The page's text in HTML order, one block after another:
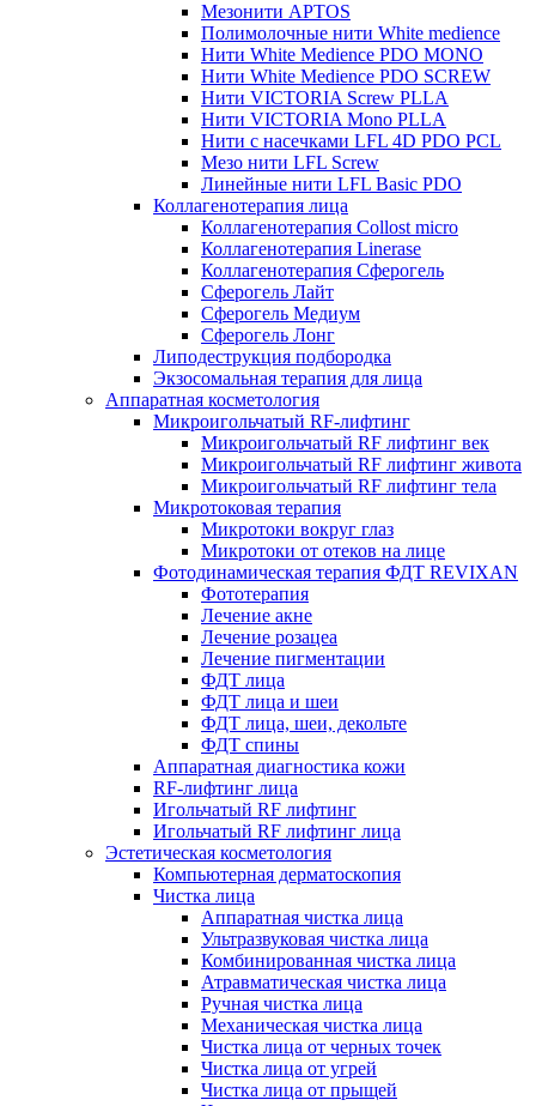
Мезонити APTOS
Полимолочные нити White medience
Нити White Medience PDO MONO
Нити White Medience PDO SCREW
Нити VICTORIA Screw PLLA
Нити VICTORIA Mono PLLA
Нити с насечками LFL 4D PDO PCL
Мезо нити LFL Screw
Линейные нити LFL Basic PDO
Коллагенотерапия лица
Коллагенотерапия Collost micro
Коллагенотерапия Linerase
Коллагенотерапия Сферогель
Сферогель Лайт
Сферогель Медиум
Сферогель Лонг
Липодеструкция подбородка
Экзосомальная терапия для лица
Аппаратная косметология
Микроигольчатый RF-лифтинг
Микроигольчатый RF лифтинг век
Микроигольчатый RF лифтинг живота
Микроигольчатый RF лифтинг тела
Микротоковая терапия
Микротоки вокруг глаз
Микротоки от отеков на лице
Фотодинамическая терапия ФДТ REVIXAN
Фототерапия
Лечение акне
Лечение розацеа
Лечение пигментации
ФДТ лица
ФДТ лица и шеи
ФДТ лица, шеи, декольте
ФДТ спины
Аппаратная диагностика кожи
RF-лифтинг лица
Игольчатый RF лифтинг
Игольчатый RF лифтинг лица
Эстетическая косметология
Компьютерная дерматоскопия
Чистка лица
Аппаратная чистка лица
Ультразвуковая чистка лица
Комбинированная чистка лица
Атравматическая чистка лица
Ручная чистка лица
Механическая чистка лица
Чистка лица от черных точек
Чистка лица от угрей
Чистка лица от прыщей